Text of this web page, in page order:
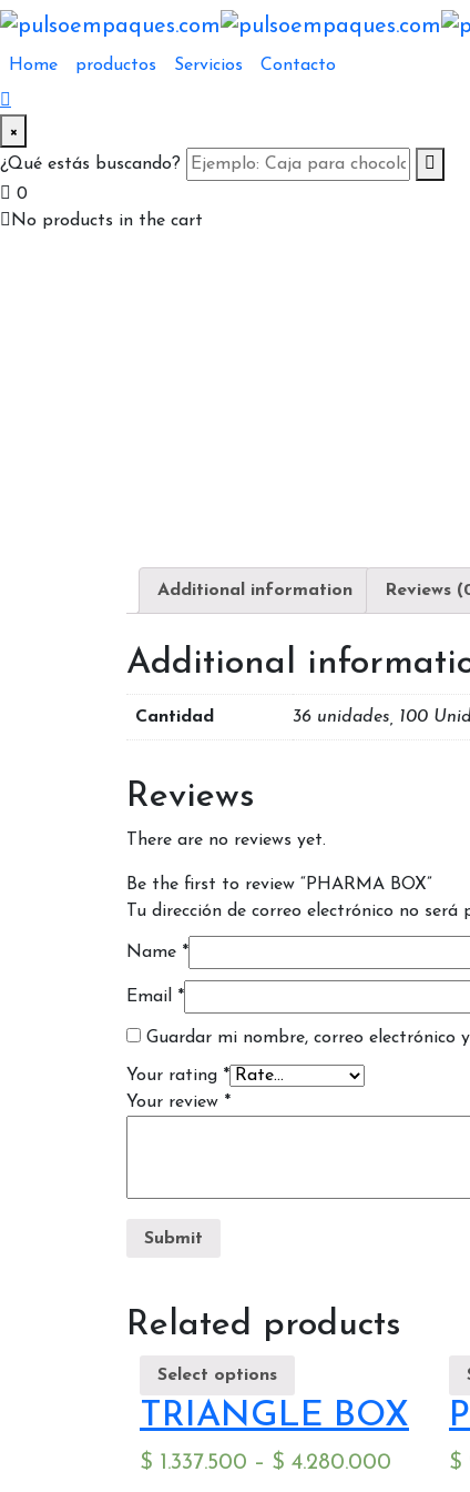
Home productos Servicios Contacto
×
¿Qué estás buscando?
0
No products in the cart
Additional information Reviews
Additional
Cantidad 36 unidades, 100
Reviews
There are no reviews yet.
Be the first to review “PHARMA BOX”
Tu dirección de correo electrónico no será
Name *
Email *
Guardar mi nombre, correo electrónico
Your rating *
Your review *
Related products
Select options
TRIANGLE BOX
$ 1.337.500 – $ 4.280.000 $